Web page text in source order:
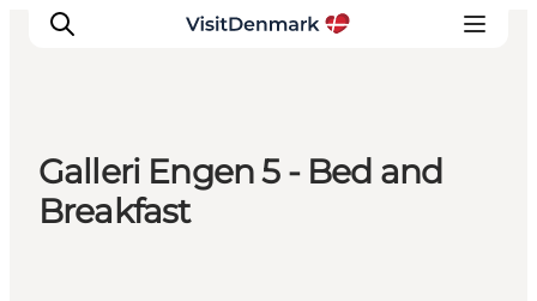
Inspirasjon
Galleri Engen 5 - Bed and
Breakfast